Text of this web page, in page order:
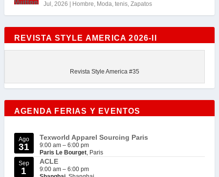
Jul, 2026 Hombre, Moda, tenis, Zapatos
REVISTA STYLE AMERICA 2026-II
Revista Style America #35
AGENDA FERIAS Y EVENTOS
Ago
31
Texworld Apparel Sourcing Paris
9:00 am – 6:00 pm
Paris Le Bourget, Paris
Sep
1
ACLE
9:00 am – 6:00 pm